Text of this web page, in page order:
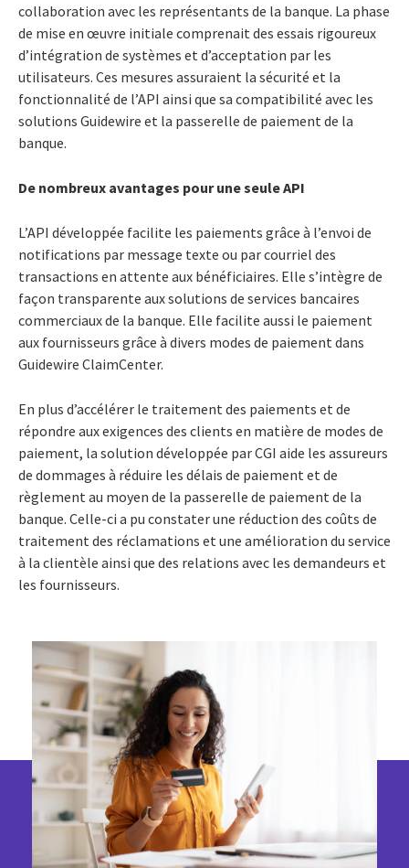
collaboration avec les représentants de la banque. La phase
de mise en œuvre initiale comprenait des essais rigoureux
d’intégration de systèmes et d’acceptation par les
utilisateurs. Ces mesures assuraient la sécurité et la
fonctionnalité de l’API ainsi que sa compatibilité avec les
solutions Guidewire et la passerelle de paiement de la
banque.
De nombreux avantages pour une seule API
L’API développée facilite les paiements grâce à l’envoi de
notifications par message texte ou par courriel des
transactions en attente aux bénéficiaires. Elle s’intègre de
façon transparente aux solutions de services bancaires
commerciaux de la banque. Elle facilite aussi le paiement
aux fournisseurs grâce à divers modes de paiement dans
Guidewire ClaimCenter.
En plus d’accélérer le traitement des paiements et de
répondre aux exigences des clients en matière de modes de
paiement, la solution développée par CGI aide les assureurs
de dommages à réduire les délais de paiement et de
règlement au moyen de la passerelle de paiement de la
banque. Celle-ci a pu constater une réduction des coûts de
traitement des réclamations et une amélioration du service
à la clientèle ainsi que des relations avec les demandeurs et
les fournisseurs.